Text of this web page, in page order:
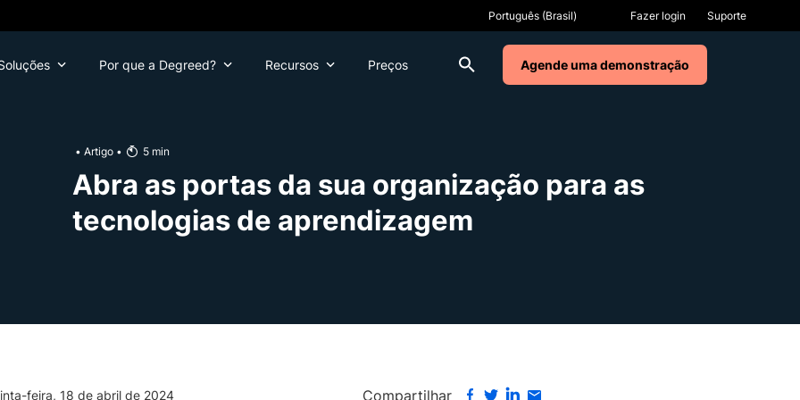
Fazer login Suporte
Por que a Degreed? Recursos Preços Agende uma demonstração
• Artigo • 5 min
Abra as portas da sua organização para as
tecnologias de aprendizagem
feira, 18 de abril de 2024 Compartilhar